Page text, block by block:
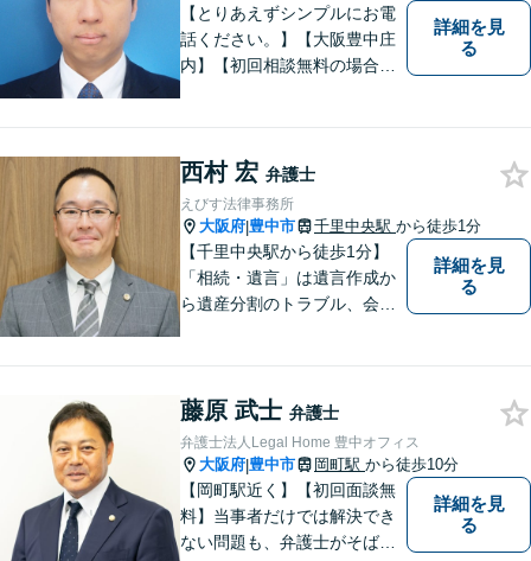
【とりあえずシンプルにお電
話ください。】【大阪豊中庄
内】【初回相談無料の場合あ
やWEB相談もございますので
お気軽にお問合せください】
詳細を見
る
西村 宏 弁護士
えびす法律事務所
大阪府|豊中市 千里中央駅 から徒歩1分
【千里中央駅から徒歩1分】
「相続・遺言」は遺言作成か
ら遺産分割のトラブル、会社
【初回相談30分無料】
詳細を見
る
藤原 武士 弁護士
弁護士法人Legal Home 豊中オフィス
大阪府|豊中市 岡町駅 から徒歩10分
【岡町駅近く】【初回面談無
料】当事者だけでは解決でき
ない問題も、弁護士がそばに
詳細を見
る